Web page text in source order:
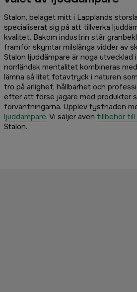
Stalon, beläget mitt i Lapplands
specialiserat sig på att tillverka
kvalitet. Bakom industrin står
framför skymtar milslånga vidder av
Stalon ljuddämpare är noga utvecklad
norrländsk mentalitet kombineras
lämna så litet fotavtryck i naturen
tro på ärlighet, hållbarhet och
efter att förse jägare med produkter
förväntningarna. Upplev tystnaden
ljuddämpare. Vi säljer även tillbehör till
Stalon.